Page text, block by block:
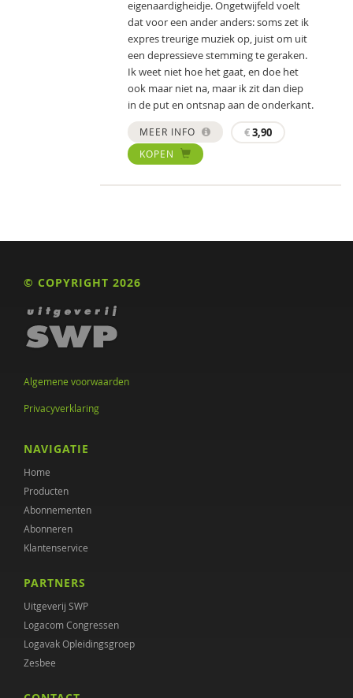
eigenaardigheidje. Ongetwijfeld voelt
dat voor een ander anders: soms zet ik
expres treurige muziek op, juist om uit
een depressieve stemming te geraken.
Ik weet niet hoe het gaat, en doe het
ook maar niet na, maar ik zit dan diep
in de put en ontsnap aan de onderkant.
MEER INFO €3,90
KOPEN
© COPYRIGHT 2026
Algemene voorwaarden
Privacyverklaring
NAVIGATIE
Home
Producten
Abonnementen
Abonneren
Klantenservice
PARTNERS
Uitgeverij SWP
Logacom Congressen
Logavak Opleidingsgroep
Zesbee